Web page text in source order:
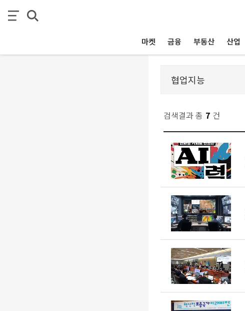
마켓 금융 부동산 산업
검색결과 총 7 건